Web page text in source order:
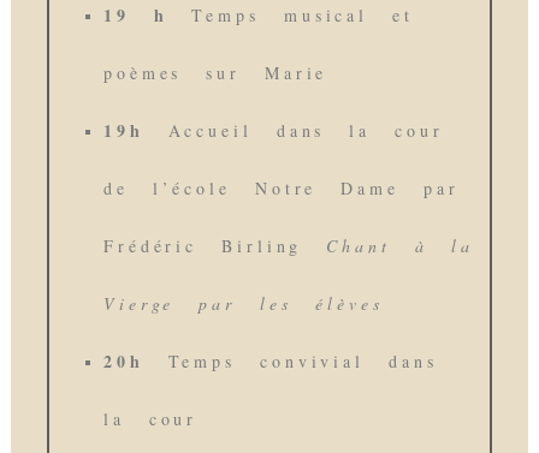
19 hTemps musical et
poèmes sur Marie
19h Accueil dans la cour
de l’école Notre Dame par
Frédéric Birling Chant à la
Vierge par les élèves
20h Temps convivial dans
la cour